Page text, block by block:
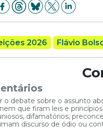
2026 Flávio
o debate sobre o assunto
que firam leis e
difamatórios,
discurso de ódio ou